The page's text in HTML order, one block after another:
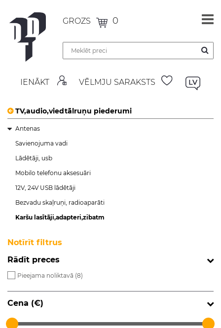
GROZS 0
IENĀKT VĒLMJU SARAKSTS
TV,audio,viedtālruņu piederumi
Antenas
Savienojuma vadi
Lādētāji, usb
Mobilo telefonu aksesuāri
12V, 24V USB lādētāji
Bezvadu skaļruņi, radioaparāti
Karšu lasītāji,adapteri,zibatm
Notīrīt filtrus
Rādīt preces
Pieejama noliktavā (8)
Cena (€)